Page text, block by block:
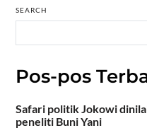
SEARCH
Pos-pos
Safari politik Jokowi
peneliti Buni Yani